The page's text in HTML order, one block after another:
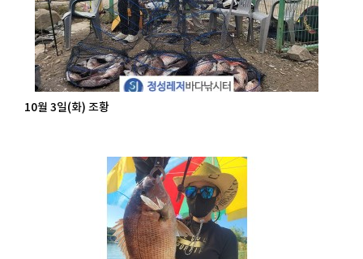
10월 3일(화) 조황